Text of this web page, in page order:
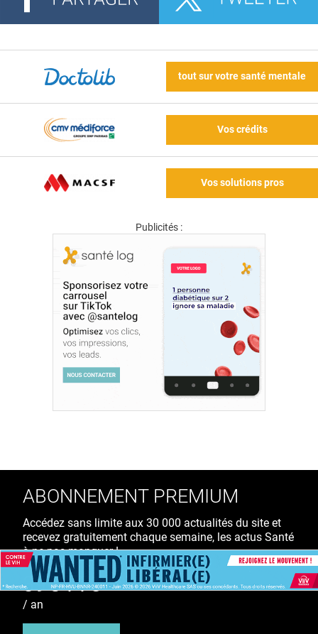
tout sur votre santé mentale
Vos crédits
Vos solutions pros
Publicités :
ABONNEMENT PREMIUM
Accédez sans limite aux 30 000 actualités du site et
recevez gratuitement chaque semaine, les actus Santé
à ne pas manquer !
39€ TTC
/ an